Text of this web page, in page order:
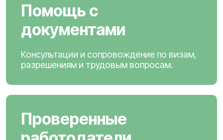
Помощь с
документами
Консультации и сопровождение по визам,
разрешениям и трудовым вопросам.
Проверенные